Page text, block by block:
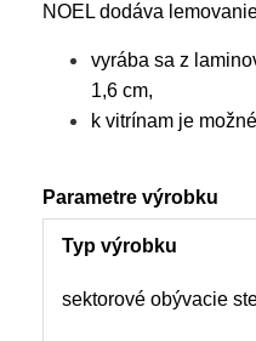
NOEL dodáva
vyrába sa z
1,6 cm,
k vitrínam je
Parametre výrobku
Typ výrobku
sektorové obývacie